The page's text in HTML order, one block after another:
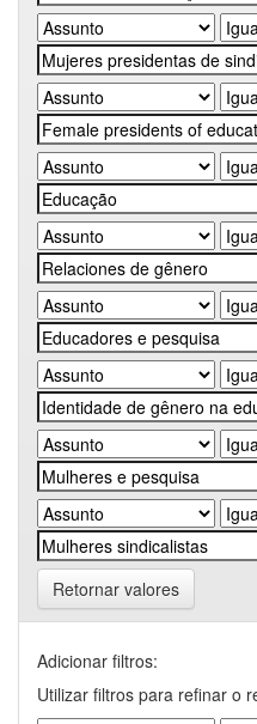
Retornar valores
Adicionar filtros:
Utilizar filtros para refinar o